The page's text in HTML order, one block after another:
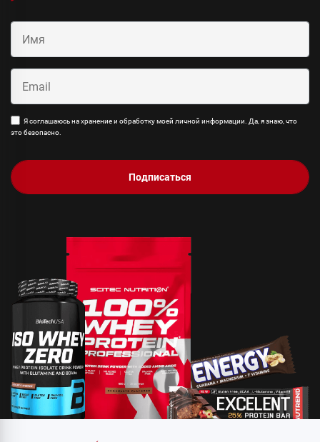
Я соглашаюсь на хранение и обработку моей личной информации. Да, я знаю, что
это безопасно.
Подписаться